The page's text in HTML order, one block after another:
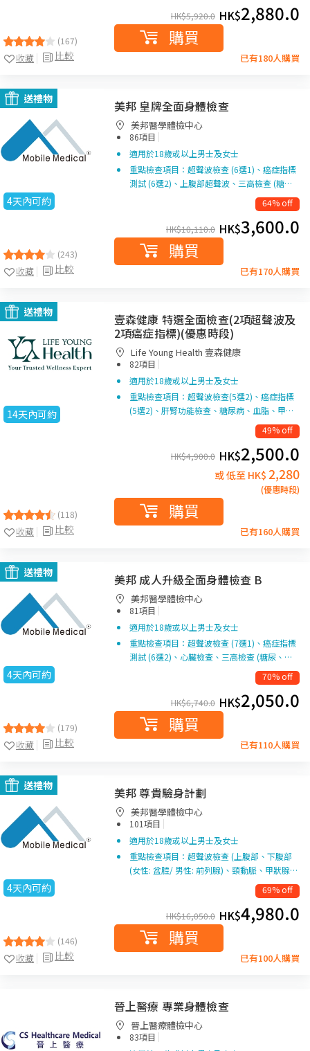
(167)
比較
收藏
HK$5,920.0 HK$2,880.0
購買
已有180人購買
送禮物
4天內可約
(243)
比較
收藏
美邦 皇牌全面身體檢查
美邦醫學體檢中心
86項目 |
適用於18歲或以上男士及女士
重點檢查項目：超聲波檢查 (6選1)、癌症指標
測試 (6選2)、上腹部超聲波、三高檢查 (糖…
64% off
HK$10,110.0 HK$3,600.0
購買
已有170人購買
送禮物
14天內可約
(118)
比較
收藏
壹森健康 特選全面檢查(2項超聲波及
2項癌症指標)(優惠時段)
Life Young Health 壹森健康
82項目 |
適用於18歲或以上男士及女士
重點檢查項目：超聲波檢查(5選2)、癌症指標
(5選2)、肝腎功能檢查、糖尿病、血脂、甲…
49% off
HK$4,900.0 HK$2,500.0
或 低至 HK$ 2,280
(優惠時段)
購買
已有160人購買
送禮物
4天內可約
(179)
比較
收藏
美邦 成人升級全面身體檢查 B
美邦醫學體檢中心
81項目 |
適用於18歲或以上男士及女士
重點檢查項目：超聲波檢查 (7選1)、癌症指標
測試 (6選2)、心臟檢查、三高檢查 (糖尿、…
70% off
HK$6,740.0 HK$2,050.0
購買
已有110人購買
送禮物
4天內可約
(146)
比較
收藏
美邦 尊貴驗身計劃
美邦醫學體檢中心
101項目 |
適用於18歲或以上男士及女士
重點檢查項目：超聲波檢查 (上腹部、下腹部
(女性: 盆腔/ 男性: 前列腺)、頸動脈、甲狀腺…
69% off
HK$16,050.0 HK$4,980.0
購買
已有100人購買
晉上醫療 專業身體檢查
晉上醫療體檢中心
83項目 |